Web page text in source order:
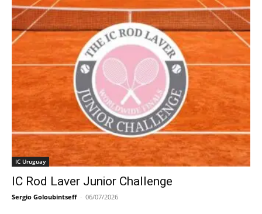
IC Uruguay
IC Rod Laver Junior Challenge
Sergio Goloubintseff - 06/07/2026